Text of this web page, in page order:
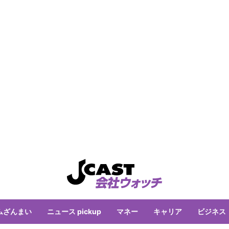
ざんまい ニュース pickup マネー キャリア ビジネス